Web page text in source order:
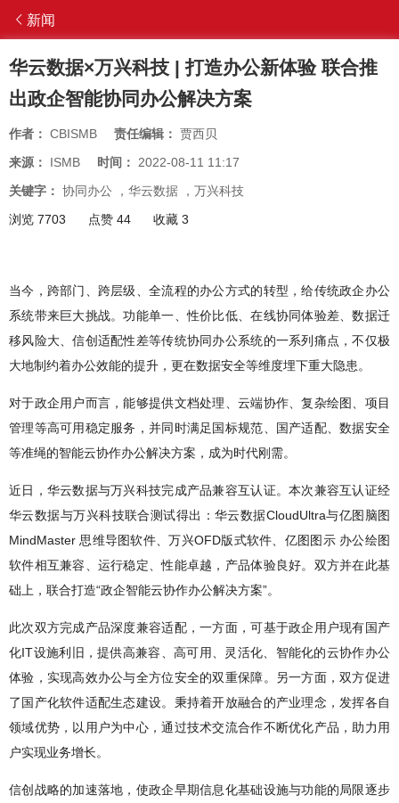
新闻
华云数据×万兴科技 | 打造办公新体验 联合推
出政企智能协同办公解决方案
作者： CBISMB 责任编辑： 贾西贝
来源： ISMB 时间： 2022-08-11 11:17
关键字： 协同办公 ， 华云数据 ， 万兴科技
浏览 7703
点赞 44 收藏 3
当今，跨部门、跨层级、全流程的办公方式的转型，给传统政企办公
系统带来巨大挑战。功能单一、性价比低、在线协同体验差、数据迁
移风险大、信创适配性差等传统协同办公系统的一系列痛点，不仅极
大地制约着办公效能的提升，更在数据安全等维度埋下重大隐患。
对于政企用户而言，能够提供文档处理、云端协作、复杂绘图、项目
管理等高可用稳定服务，并同时满足国标规范、国产适配、数据安全
等准绳的智能云协作办公解决方案，成为时代刚需。
近日，华云数据与万兴科技完成产品兼容互认证。本次兼容互认证经
华云数据与万兴科技联合测试得出：华云数据CloudUltra与亿图脑图
MindMaster 思维导图软件、万兴OFD版式软件、亿图图示 办公绘图
软件相互兼容、运行稳定、性能卓越，产品体验良好。双方并在此基
础上，联合打造“政企智能云协作办公解决方案”。
此次双方完成产品深度兼容适配，一方面，可基于政企用户现有国产
化IT设施利旧，提供高兼容、高可用、灵活化、智能化的云协作办公
体验，实现高效办公与全方位安全的双重保障。另一方面，双方促进
了国产化软件适配生态建设。秉持着开放融合的产业理念，发挥各自
领域优势，以用户为中心，通过技术交流合作不断优化产品，助力用
户实现业务增长。
信创战略的加速落地，使政企早期信息化基础设施与功能的局限逐步